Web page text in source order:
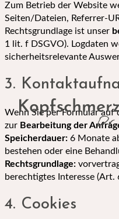
Zum Betrieb der Website
Seiten/Dateien, Referrer-
Rechtsgrundlage ist unser
1 lit. f DSGVO). Logdaten
sicherheitsrelevante
3.
Wenn Sie per Formular
zur Bearbeitung der
Speicherdauer: 6 Monate
bestehen oder eine
Rechtsgrundlage:
berechtigtes Interesse (Art.
4. Cookies